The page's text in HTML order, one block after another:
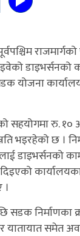
राजमार्गको
डाइभर्सनको
योजना
सहयोगमा रु. १०
भइरहेको छ ।
डाइभर्सनको
दिइएको
सडक निर्माणका
यातायात समेत